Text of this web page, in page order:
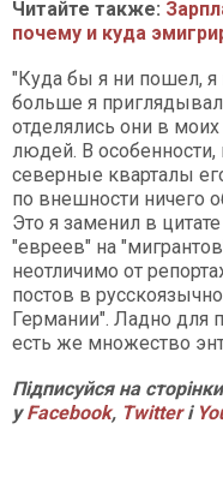
Читайте также:
почему и куда
"Куда бы я ни пошел, я
больше я
отделялись они в моих
людей. В особенности,
северные кварталы
по внешности ничего
Это я заменил в
"евреев" на
неотличимо от
постов в
Германии". Ладно для
есть же множество
Підписуйся на
уFacebook, Twitter і Y